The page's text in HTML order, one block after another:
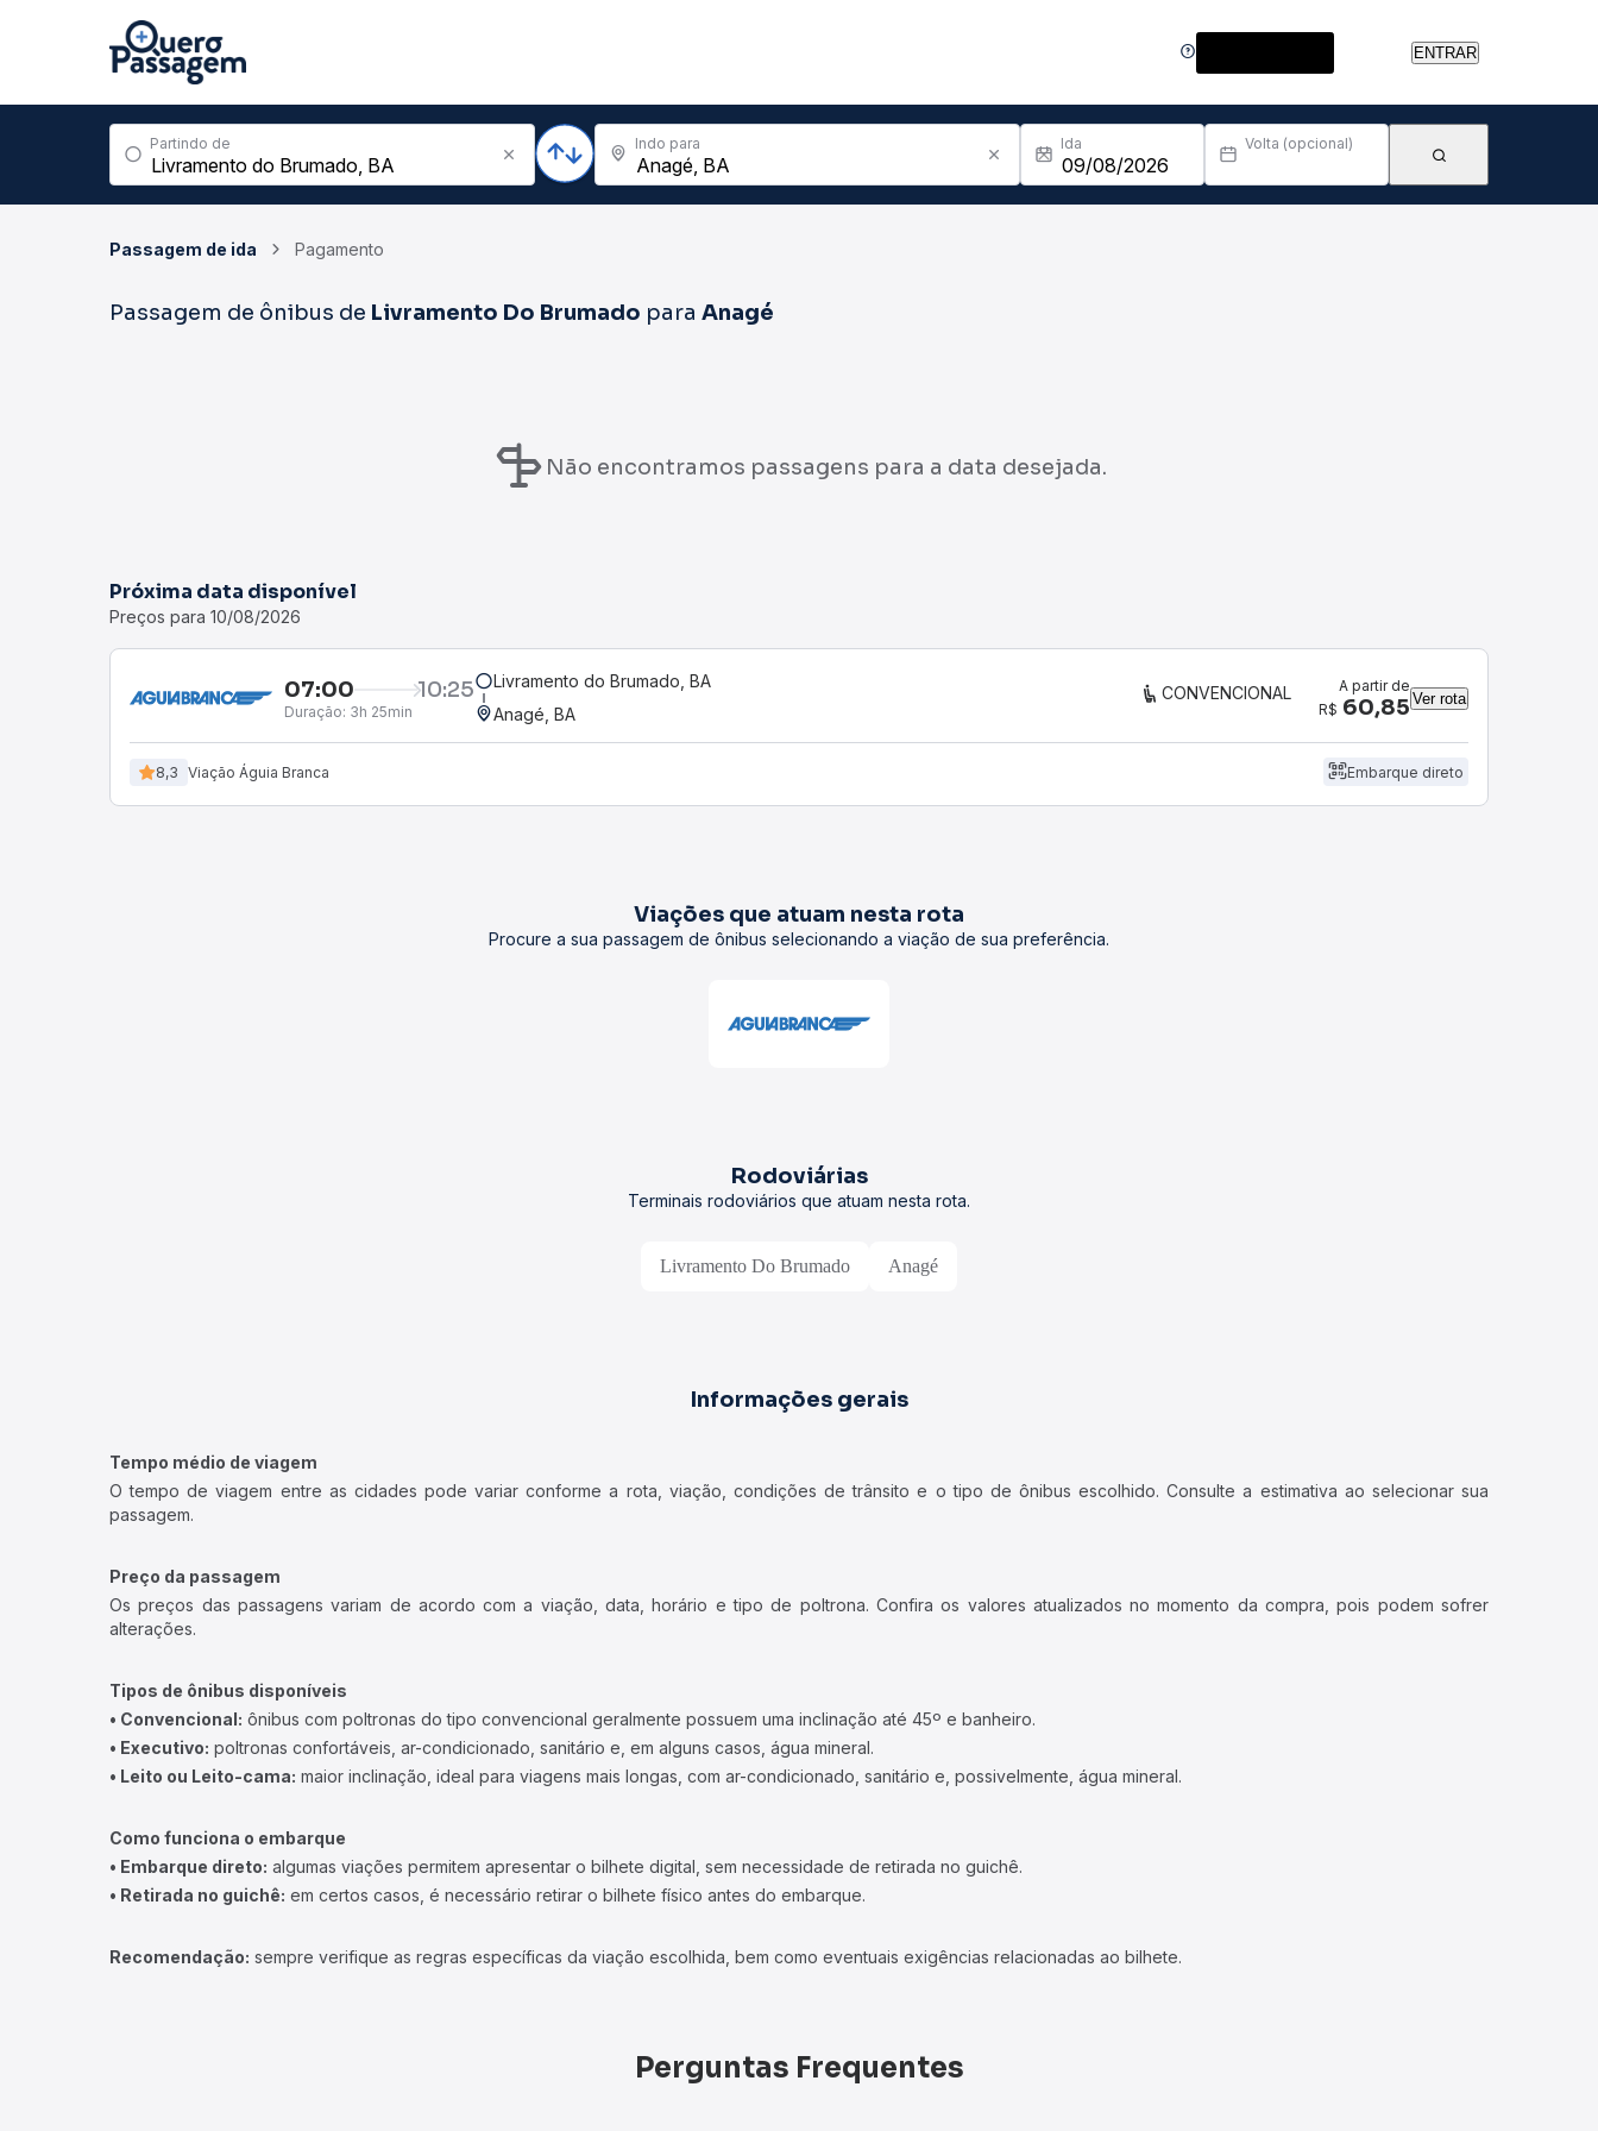
ENTRAR
Partindo de Indo para Ida Volta (opcional)
Passagem de ida Pagamento
Passagem de ônibus de Livramento Do Brumado para Anagé
Não encontramos passagens para a data desejada.
Próxima data disponível
Preços para 10/08/2026
07:00 10:25
Duração: 3h 25min
Livramento do Brumado, BA
Anagé, BA
CONVENCIONAL
A partir de
R$ 60,85 Ver rota
8,3 Viação Águia Branca Embarque direto
Viações que atuam nesta rota
Procure a sua passagem de ônibus selecionando a viação de sua preferência.
Rodoviárias
Terminais rodoviários que atuam nesta rota.
Livramento Do Brumado Anagé
Informações gerais
Tempo médio de viagem
O tempo de viagem entre as cidades pode variar conforme a rota, viação, condições de trânsito e o tipo de ônibus escolhido. Consulte a estimativa ao selecionar sua
passagem.
Preço da passagem
Os preços das passagens variam de acordo com a viação, data, horário e tipo de poltrona. Confira os valores atualizados no momento da compra, pois podem sofrer
alterações.
Tipos de ônibus disponíveis
• Convencional: ônibus com poltronas do tipo convencional geralmente possuem uma inclinação até 45º e banheiro.
• Executivo: poltronas confortáveis, ar-condicionado, sanitário e, em alguns casos, água mineral.
• Leito ou Leito-cama: maior inclinação, ideal para viagens mais longas, com ar-condicionado, sanitário e, possivelmente, água mineral.
Como funciona o embarque
• Embarque direto: algumas viações permitem apresentar o bilhete digital, sem necessidade de retirada no guichê.
• Retirada no guichê: em certos casos, é necessário retirar o bilhete físico antes do embarque.
Recomendação: sempre verifique as regras específicas da viação escolhida, bem como eventuais exigências relacionadas ao bilhete.
Perguntas Frequentes